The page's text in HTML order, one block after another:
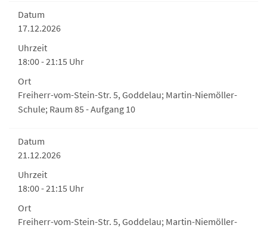
Datum
17.12.2026
Uhrzeit
18:00 - 21:15 Uhr
Ort
Freiherr-vom-Stein-Str. 5, Goddelau; Martin-Niemöller-
Schule; Raum 85 - Aufgang 10
Datum
21.12.2026
Uhrzeit
18:00 - 21:15 Uhr
Ort
Freiherr-vom-Stein-Str. 5, Goddelau; Martin-Niemöller-